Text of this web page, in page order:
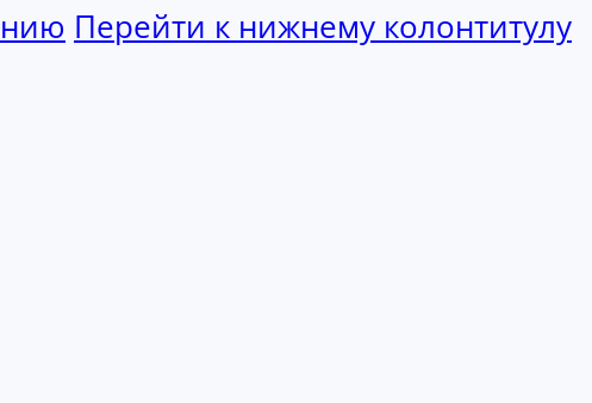
Перейти к нижнему колонтитулу